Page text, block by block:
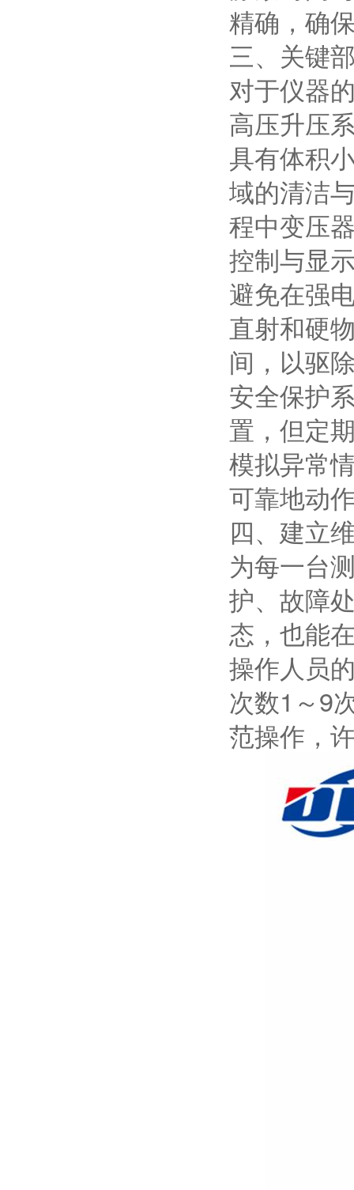
精确，确
三、关键
对于仪器
高压升压
具有体积
域的清洁
程中变压
控制与显
避免在强
直射和硬
间，以驱
安全保护
置，但定
模拟异常
可靠地动
四、建立
为每一台
护、故障
态，也能
操作人员
次数1～9
范操作，